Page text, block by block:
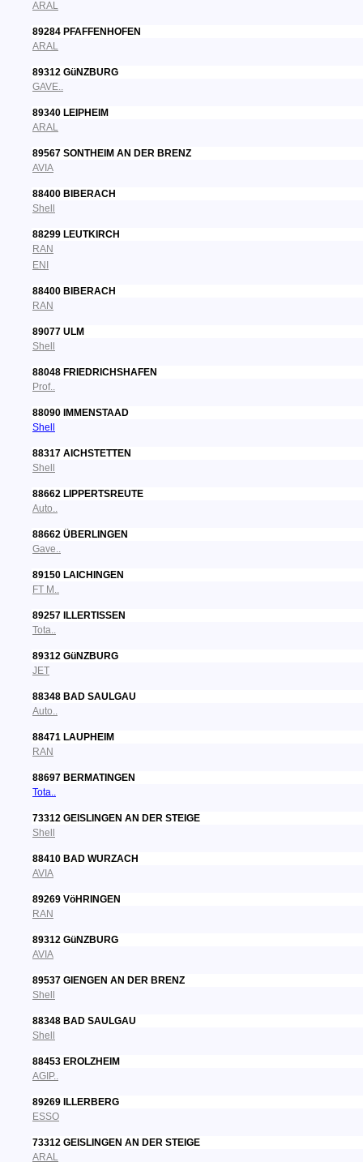
ARAL
89284 PFAFFENHOFEN
ARAL
89312 GüNZBURG
GAVE..
89340 LEIPHEIM
ARAL
89567 SONTHEIM AN DER BRENZ
AVIA
88400 BIBERACH
Shell
88299 LEUTKIRCH
RAN
ENI
88400 BIBERACH
RAN
89077 ULM
Shell
88048 FRIEDRICHSHAFEN
Prof..
88090 IMMENSTAAD
Shell
88317 AICHSTETTEN
Shell
88662 LIPPERTSREUTE
Auto..
88662 ÜBERLINGEN
Gave..
89150 LAICHINGEN
FT M..
89257 ILLERTISSEN
Tota..
89312 GüNZBURG
JET
88348 BAD SAULGAU
Auto..
88471 LAUPHEIM
RAN
88697 BERMATINGEN
Tota..
73312 GEISLINGEN AN DER STEIGE
Shell
88410 BAD WURZACH
AVIA
89269 VöHRINGEN
RAN
89312 GüNZBURG
AVIA
89537 GIENGEN AN DER BRENZ
Shell
88348 BAD SAULGAU
Shell
88453 EROLZHEIM
AGIP..
89269 ILLERBERG
ESSO
73312 GEISLINGEN AN DER STEIGE
ARAL